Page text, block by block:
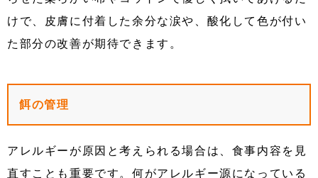
けで、皮膚に付着した余分な涙や、酸化して色が付い
た部分の改善が期待できます。
餌の管理
アレルギーが原因と考えられる場合は、食事内容を見
直すことも重要です。何がアレルギー源になっている